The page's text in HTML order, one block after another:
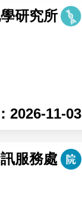
to heat stress
affect
in
研究所
2026-11-03
服務處